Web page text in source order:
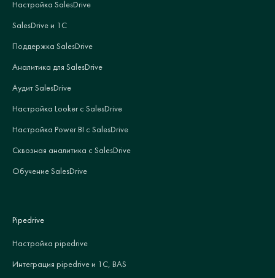
Настройка SalesDrive
SalesDrive и 1С
Поддержка SalesDrive
Аналитика для SalesDrive
Аудит SalesDrive
Настройка Looker с SalesDrive
Настройка Power BI с SalesDrive
Сквозная аналитика с SalesDrive
Обучение SalesDrive
Pipedrive
Настройка pipedrive
Интеграция pipedrive и 1С, BAS